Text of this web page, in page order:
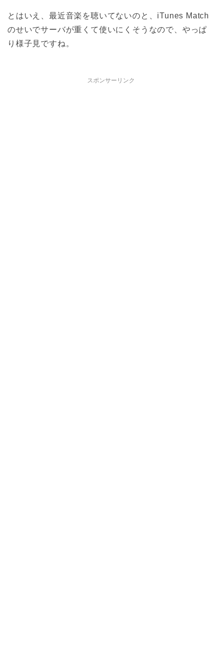
とはいえ、最近音楽を聴いてないのと、iTunes Match
のせいでサーバが重くて使いにくそうなので、やっぱ
り様子見ですね。
スポンサーリンク